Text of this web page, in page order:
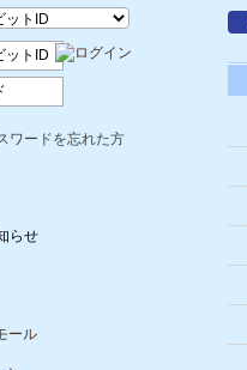
ワードを忘れた方